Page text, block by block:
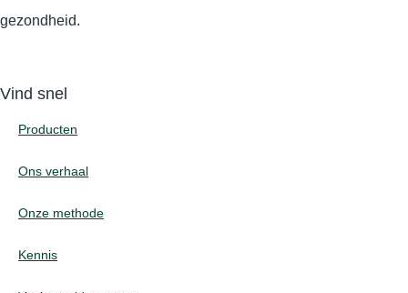
gezondheid.
Vind snel
Producten
Ons verhaal
Onze methode
Kennis